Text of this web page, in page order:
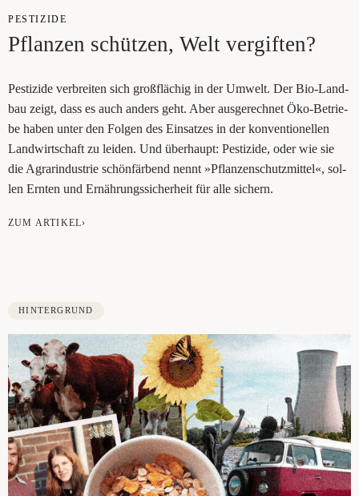
PES­TI­ZI­DE
Pflan­zen schüt­zen, Welt vergiften?
Pes­ti­zi­de ver­brei­ten sich groß­flä­chig in der Umwelt. Der Bio-Land­
bau zeigt, dass es auch anders geht. Aber aus­ge­rech­net Öko-Betrie­
be haben unter den Fol­gen des Ein­sat­zes in der kon­ven­tio­nel­len
Land­wirt­schaft zu lei­den. Und über­haupt: Pes­ti­zi­de, oder wie sie
die Agrar­in­dus­trie schön­fär­bend nennt »Pflan­zen­schutz­mit­tel«, sol­
len Ern­ten und Ernäh­rungs­si­cher­heit für alle sichern.
ZUM ARTIKEL›
HINTERGRUND